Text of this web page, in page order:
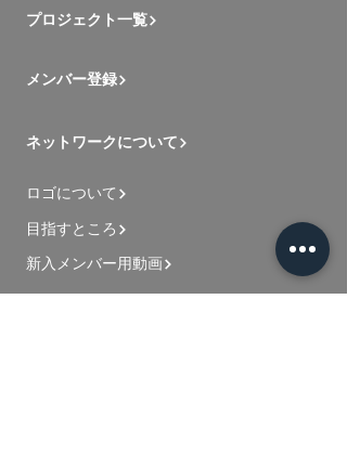
プロジェクト一覧
メンバー登録
ネットワークについて
ロゴについて
目指すところ
新入メンバー用動画